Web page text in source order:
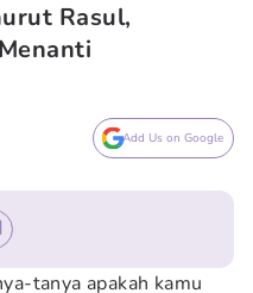
Rasul,
Add Us on Google
tanya apakah kamu